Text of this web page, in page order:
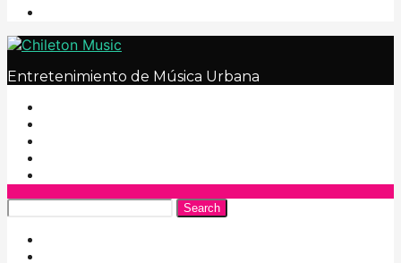
Entretenimiento de Música Urbana
Search